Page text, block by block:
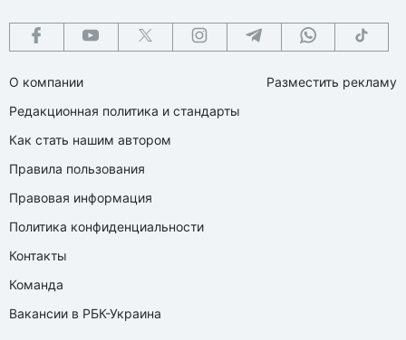
О компании
Редакционная политика и стандарты
Как стать нашим автором
Правила пользования
Правовая информация
Политика конфиденциальности
Контакты
Команда
Вакансии в РБК-Украина
Разместить рекламу